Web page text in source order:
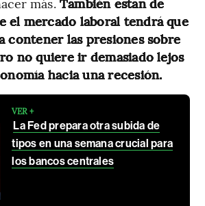
el mercado laboral tendrá que
contener las presiones sobre
no quiere ir demasiado lejos
hacia una recesión.
VER +
La Fed prepara otra subida de
tipos en una semana crucial para
los bancos centrales